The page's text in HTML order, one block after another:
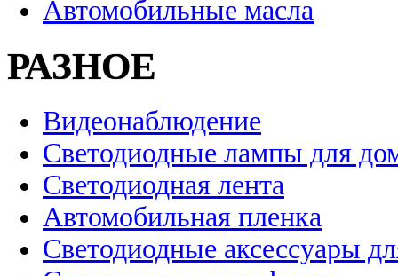
Автомобильные масла
РАЗНОЕ
Видеонаблюдение
Светодиодные лампы для
Светодиодная лента
Автомобильная пленка
Светодиодные аксессуары